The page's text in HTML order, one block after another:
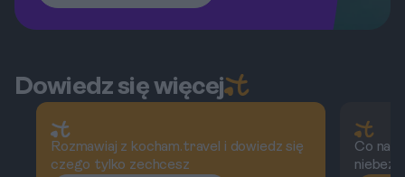
Dowiedz się więcej
Rozmawiaj z kocham.travel i dowiedz się
czego tylko zechcesz
Co